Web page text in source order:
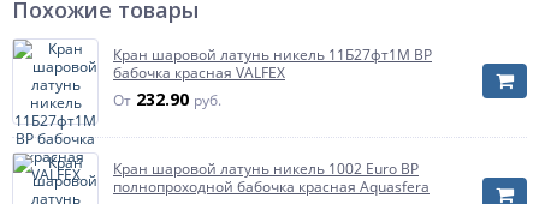
Цвет ручки/бабочки
Тип прохода
Тип прохода
Характеризует отношение размера
отверстия шара к размеру
присоединяемого трубопровода
ГОСТ
ТУ 28.14.130-005-
Похожие товары
Кран шаровой латунь никель 11Б27фт1М ВР
бабочка красная VALFEX
От 232.90 руб.
Кран шаровой латунь никель 1002 Euro ВР
полнопроходной бабочка красная Aquasfera